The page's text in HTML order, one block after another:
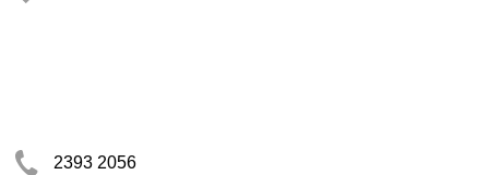
2393 2056